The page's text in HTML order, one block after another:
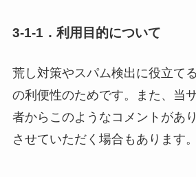
3-1-1．利用目的について
荒し対策やスパム検出に役立て
の利便性のためです。また、当
者からこのようなコメントがあ
させていただく場合もあります。